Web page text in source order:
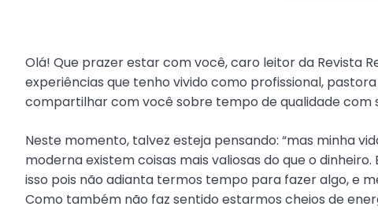
Olá! Que prazer estar com você, caro leitor da Revista
experiências que tenho vivido como profissional,
compartilhar com você sobre tempo de qualidade com
Neste momento, talvez esteja pensando: “mas minha
moderna existem coisas mais valiosas do que o
isso pois não adianta termos tempo para fazer algo, e
Como também não faz sentido estarmos cheios de